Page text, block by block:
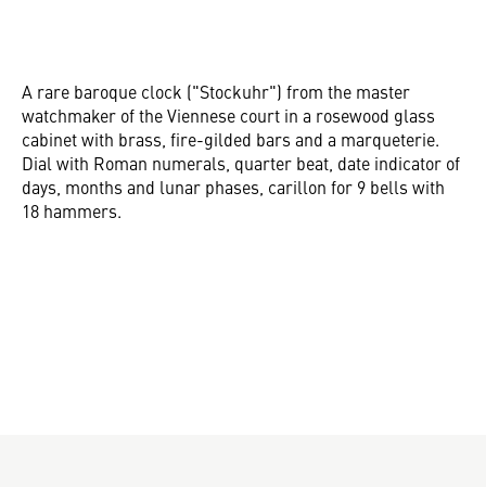
A rare baroque clock ("Stockuhr") from the master
watchmaker of the Viennese court in a rosewood glass
cabinet with brass, fire-gilded bars and a marqueterie.
Dial with Roman numerals, quarter beat, date indicator of
days, months and lunar phases, carillon for 9 bells with
18 hammers.